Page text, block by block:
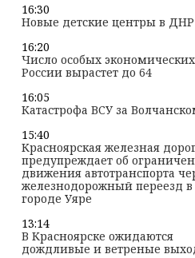
16:30
Новые детские центры в ДНР
16:20
Число особых
России вырастет до 64
16:05
Катастрофа ВСУ за
15:40
Красноярская железная
предупреждает об
движения автотранспорта
железнодорожный переезд в
городе Уяре
13:14
В Красноярске ожидаются
дождливые и ветреные